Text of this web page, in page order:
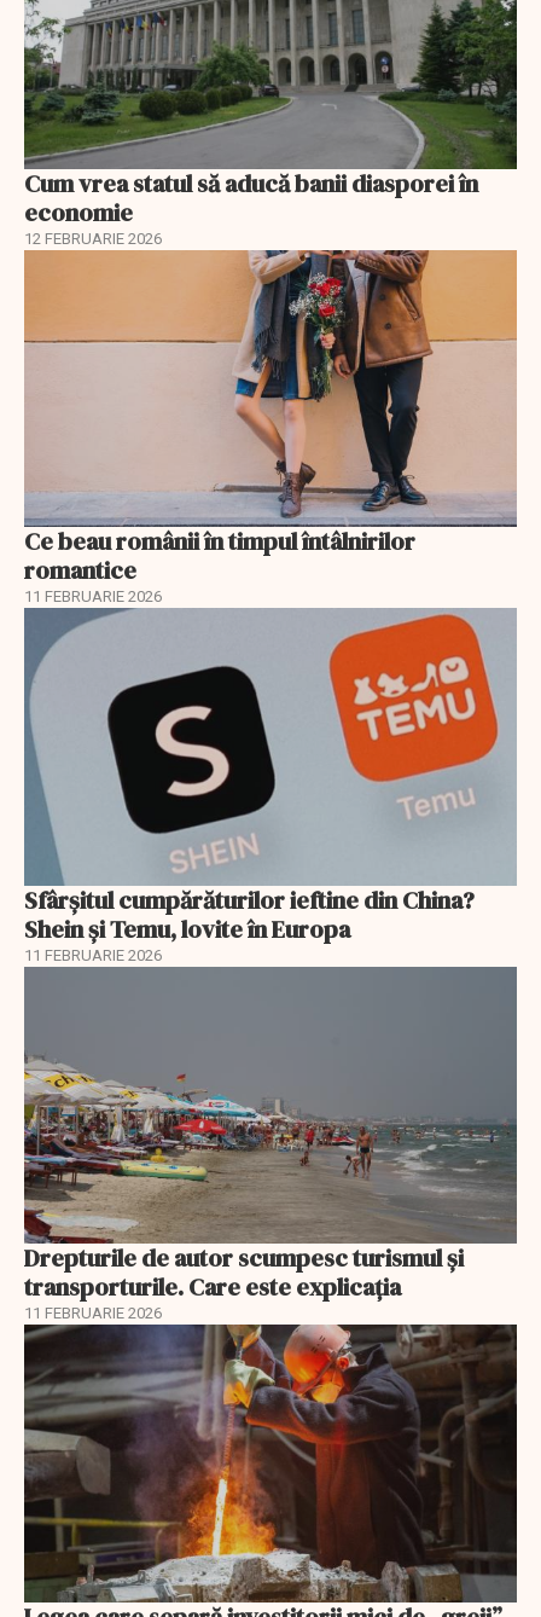
Cum vrea statul să aducă banii diasporei în
economie
12 FEBRUARIE 2026
Ce beau românii în timpul întâlnirilor
romantice
11 FEBRUARIE 2026
Sfârșitul cumpărăturilor ieftine din China?
Shein și Temu, lovite în Europa
11 FEBRUARIE 2026
Drepturile de autor scumpesc turismul și
transporturile. Care este explicația
11 FEBRUARIE 2026